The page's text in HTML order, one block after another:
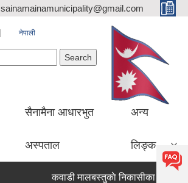
sainamainamunicipality@gmail.com
नेपाली
सैनामैना आधारभुत
अस्पताल
अन्य
लिङ्क
कवाडी मालबस्तुकाे निकासीका लागि